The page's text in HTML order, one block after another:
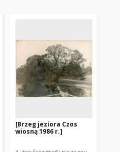
[Brzeg jeziora Czos
wiosną 1986 r.]